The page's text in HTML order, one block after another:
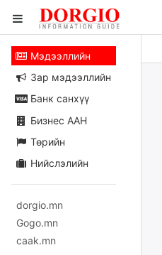
Мэдээллийн
Зар мэдээллийн
Банк санхүү
Бизнес ААН
Төрийн
Нийслэлийн
dorgio.mn
Gogo.mn
caak.mn